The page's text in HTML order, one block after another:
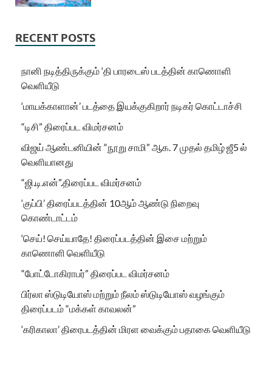
RECENT POSTS
நானி நடித்திருக்கும் ‘தி பாரடைஸ் படத்தின் காணொளி
வெளியீடு
‘மாயக்காளான்’ படத்தை இயக்குகிறார் நடிகர் கொட்டாச்சி
“டிசி” திரைப்பட விமர்சனம்
விஜய் ஆண்டனியின் “நூறு சாமி” ஆக. 7 முதல் தமிழ் ஜீ5 ல்
வெளியானது
“ஜி.டி.என்”.திரைப்பட விமர்சனம்
‘குப்பி’ திரைப்படத்தின் 10ஆம் ஆண்டு நிறைவு
கொண்டாட்டம்
‘செய்! செய்யாதே! திரைப்படத்தின் இசை மற்றும்
காணொளி வெளியீடு
“போட்டோகிராபர்” திரைப்பட விமர்சனம்
பிர்லா ஸ்டுடியோஸ் மற்றும் நீலம் ஸ்டுடியோஸ் வழங்கும்
திரைப்படம் “மக்கள் காவலன்”
‘கரிகாலா’ திரைபடத்தின் மிரள வைக்கும் பதாகை வெளியீடு